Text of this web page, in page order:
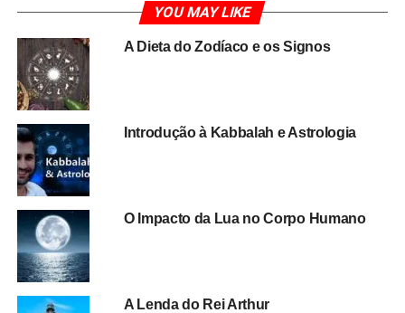
YOU MAY LIKE
A Dieta do Zodíaco e os Signos
Introdução à Kabbalah e Astrologia
O Impacto da Lua no Corpo Humano
A Lenda do Rei Arthur